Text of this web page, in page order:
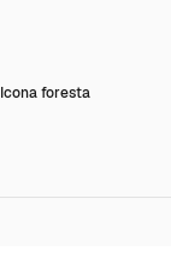
Icona foresta